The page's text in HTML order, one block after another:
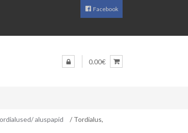
Facebook
0.00€
aluspapid
/ Tordialus,